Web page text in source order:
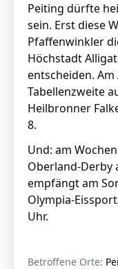
Peiting dürfte
sein. Erst diese
Pfaffenwinkler
Höchstadt
entscheiden.
Tabellenzweite
Heilbronner
8.
Und: am
Oberland-Derby
empfängt am
Olympia-
Uhr.
Betroffene Orte: